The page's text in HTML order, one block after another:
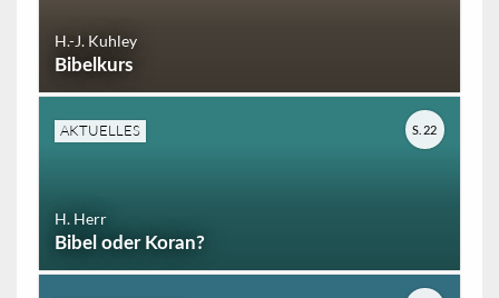
H.-J. Kuhley
Bibelkurs
AKTUELLES
H. Herr
Bibel oder Koran?
S. 22